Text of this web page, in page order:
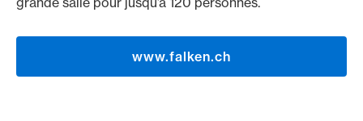
www.falken.ch